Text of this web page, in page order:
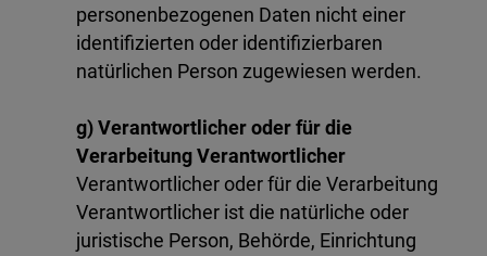
personenbezogenen Daten nicht einer
identifizierten oder identifizierbaren
natürlichen Person zugewiesen werden.
g) Verantwortlicher oder für die
Verarbeitung Verantwortlicher
Verantwortlicher oder für die Verarbeitung
Verantwortlicher ist die natürliche oder
juristische Person, Behörde, Einrichtung